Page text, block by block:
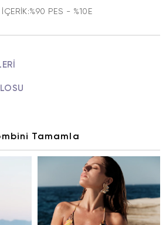
PES - %10E
Tamamla